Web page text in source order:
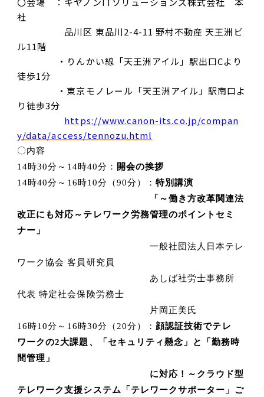
社
品川区 東品川2-4-11 野村不動産 天王洲ビ
ル11階
・りんかい線「天王洲アイル」駅出口Cより
徒歩1分
・東京モノレール「天王洲アイル」駅南口よ
り徒歩3分
https://www.canon-its.co.jp/compan
y/data/access/tennozu.html
〇内容
14時30分～ 14時40分： 開会の挨拶
14時40分～ 16 時10分（90分）：特別講演
「～働き方改革関連法
改正にも対応～テレワーク労務管理のポイントセミ
ナー」
一般社団法人日本テレ
ワーク協会 客員研究員
あしば社労士事務所
代表 特定社会保険労務士
片岡正美氏
16 時10分～ 16 時30分（ 20分）： 顔認証技術でテレ
ワークの2大課題、「セキュリティ懸念」と「勤務時
間管理」
に対応！
～クラウド型
テレワーク支援システム「テレワークサポーター」ご